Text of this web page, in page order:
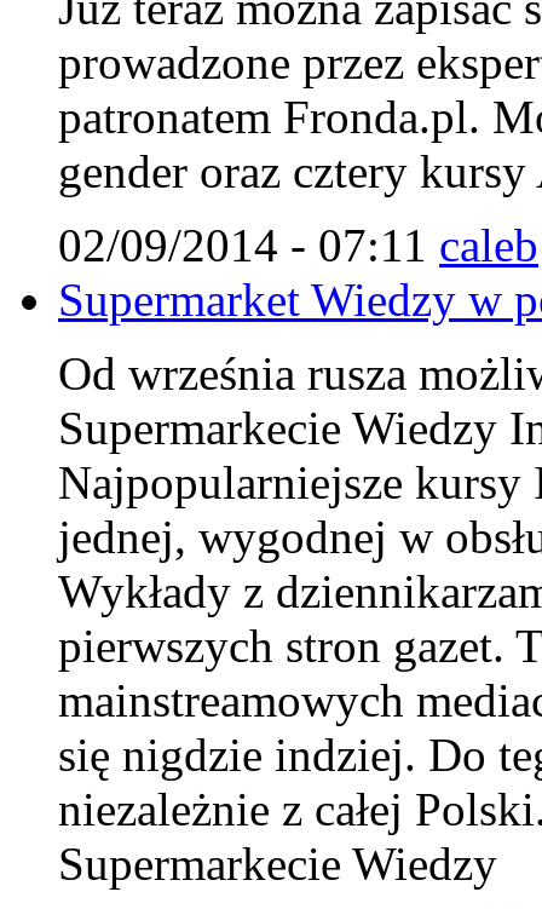
prowadzone przez
patronatem Fronda.pl.
gender oraz cztery
02/09/2014 - 07:11 caleb
Supermarket Wiedzy w
Od września rusza
Supermarkecie Wiedzy
Najpopularniejsze kursy
jednej, wygodnej w
Wykłady z
pierwszych stron gazet.
mainstreamowych
się nigdzie indziej. Do
niezależnie z całej
Supermarkecie Wiedzy